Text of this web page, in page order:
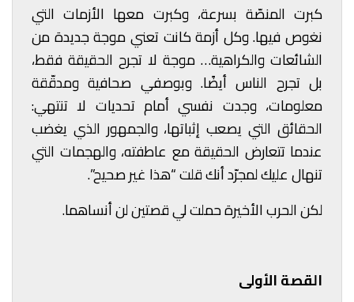
كبرت المنصّة بسرعة، وكبرت معها الأزمات التي
نغوص فيها. وكل أزمة كانت تعني موجة جديدة من
الشائعات والكراهية… موجة لا تجرح الحقيقة فقط،
بل تجرح الناس أيضًا. وبوصفي صحافية ومدقّقة
معلومات، وجدت نفسي أمام تحديات لا تنتهي:
الحقائق التي يصعب إثباتها، والجمهور الذي يغضب
عندما تتعارض الحقيقة مع عاطفته، والهجمات التي
تنهال عليك لمجرّد أنك قلت “هذا غير صحيح”.
لكن الحرب الأخيرة حملت لي قصتين لن أنساهما.
القصة الأولى